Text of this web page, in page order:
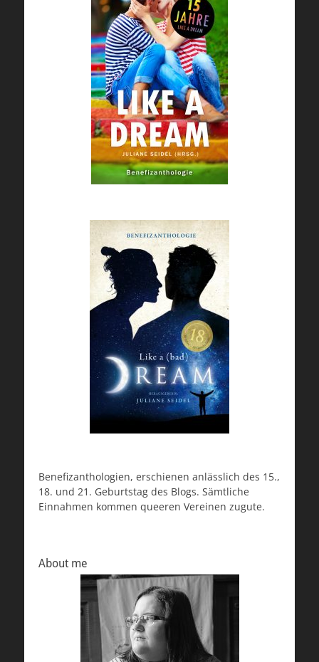
Benefizanthologien, erschienen anlässlich des 15.,
18. und 21. Geburtstag des Blogs. Sämtliche
Einnahmen kommen queeren Vereinen zugute.
About me